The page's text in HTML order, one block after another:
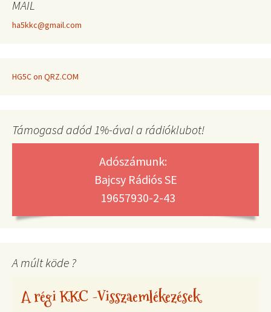
MAIL
ha5kkc@gmail.com
HG5C on QRZ.COM
Támogasd adód 1%-ával a rádióklubot!
Adószámunk:
Bajcsy Rádiós SE
19657930-2-43
A múlt köde ?
A régi KKC -Visszaemlékezések